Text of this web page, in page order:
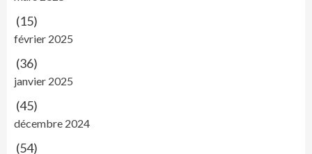
(15)
février 2025
(36)
janvier 2025
(45)
décembre 2024
(54)